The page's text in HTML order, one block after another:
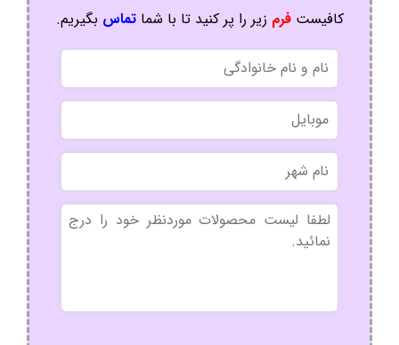
کافیستفرم زیر را پر کنید تا با شماتماس بگیریم.
نام
و
نام
خانوادگی
موبایل
نام
شهر
بدون
عنوان